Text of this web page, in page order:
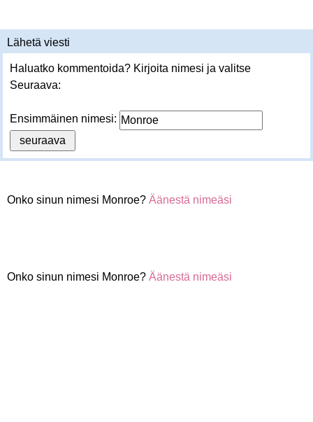
Lähetä viesti
Haluatko kommentoida? Kirjoita nimesi ja valitse
Seuraava:
Ensimmäinen nimesi:
Onko sinun nimesi Monroe? Äänestä nimeäsi
Onko sinun nimesi Monroe? Äänestä nimeäsi